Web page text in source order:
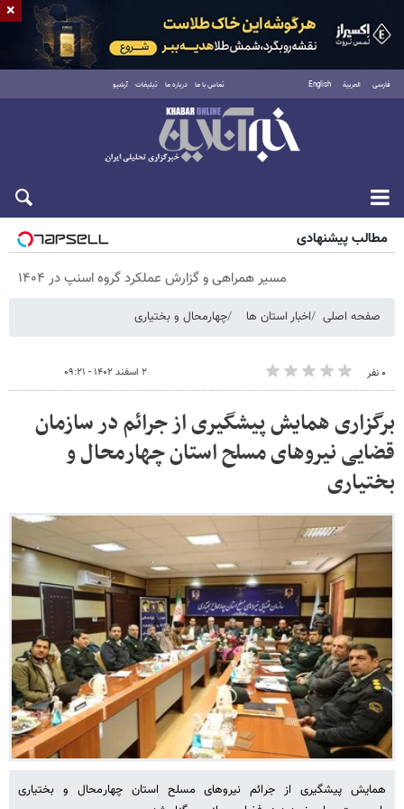
فارسی العربية English تماس با ما درباره ما تبلیغات آرشیو
شنبه ۱۷ مرداد ۱۴۰۵
مطالب پیشنهادی
مسیر همراهی و گزارش عملکرد گروه اسنپ در ۱۴۰۴
صفحه اصلی اخبار استان ها چهارمحال و بختیاری
۰ نفر ۲ اسفند ۱۴۰۲ - ۰۹:۲۱
برگزاری همایش پیشگیری از جرائم در سازمان
قضایی نیروهای مسلح استان چهارمحال و
بختیاری
همایش پیشگیری از جرائم نیروهای مسلح استان چهارمحال و بختیاری
×